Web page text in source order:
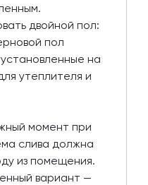
двойной пол:
пол
на
утеплителя и
момент при
слива должна
из помещения.
вариант —